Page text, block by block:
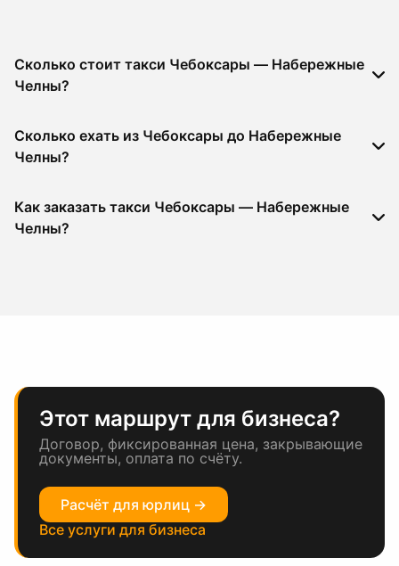
Сколько стоит такси Чебоксары — Набережные
Челны?
Сколько ехать из Чебоксары до Набережные
Челны?
Как заказать такси Чебоксары — Набережные
Челны?
Этот маршрут для бизнеса?
Договор, фиксированная цена, закрывающие
документы, оплата по счёту.
Расчёт для юрлиц →
Все услуги для бизнеса